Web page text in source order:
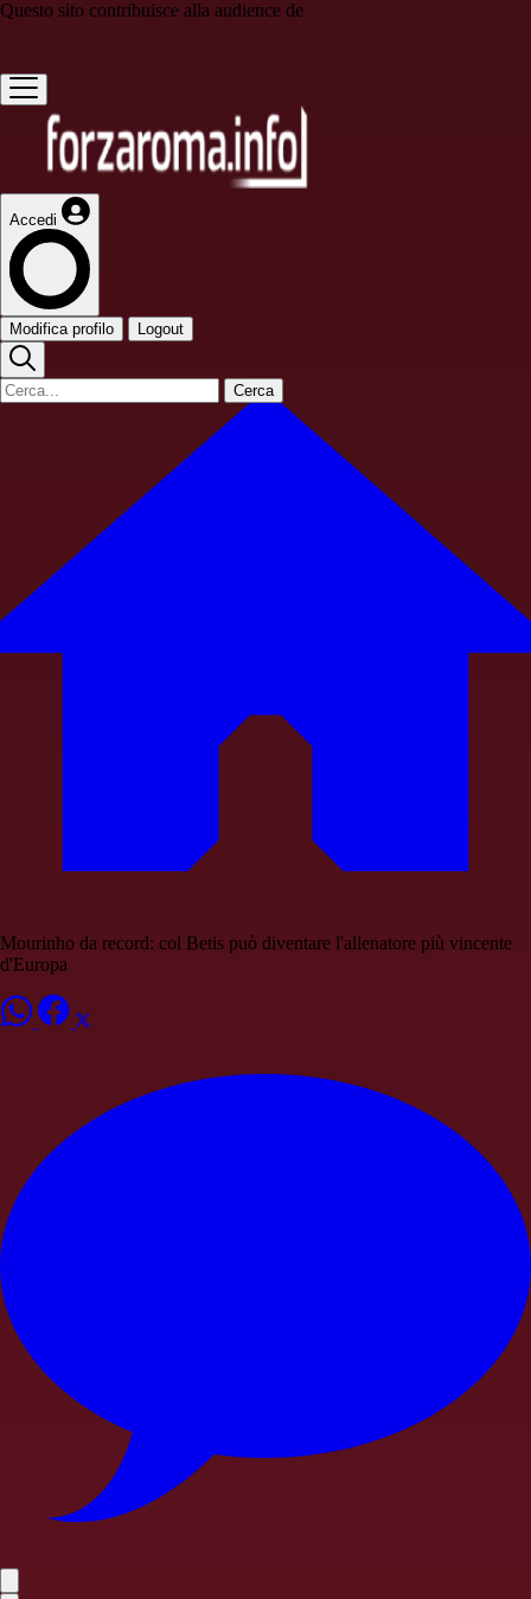
Questo sito contribuisce alla audience de
Accedi
Modifica profilo Logout
Cerca
Mourinho da record: col Betis può diventare l'allenatore più vincente
d'Europa